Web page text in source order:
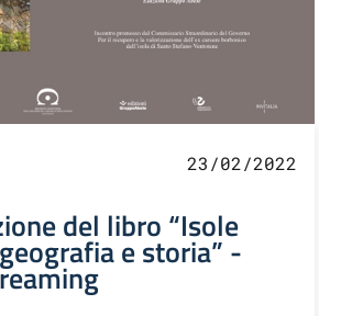
23/02/2022
del libro “Isole
e storia” -